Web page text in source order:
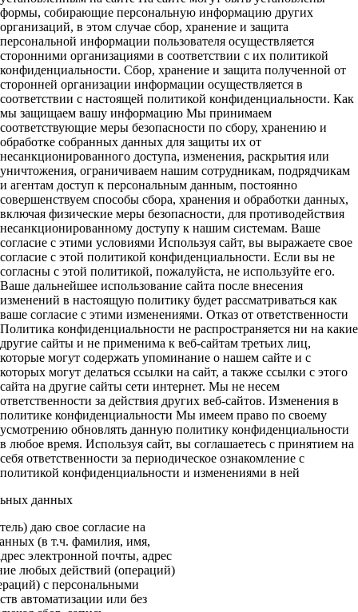
формы, собирающие персональную информацию других
организаций, в этом случае сбор, хранение и защита
персональной информации пользователя осуществляется
сторонними организациями в соответствии с их политикой
конфиденциальности. Сбор, хранение и защита полученной от
сторонней организации информации осуществляется в
соответствии с настоящей политикой конфиденциальности. Как
мы защищаем вашу информацию Мы принимаем
соответствующие меры безопасности по сбору, хранению и
обработке собранных данных для защиты их от
несанкционированного доступа, изменения, раскрытия или
уничтожения, ограничиваем нашим сотрудникам, подрядчикам
и агентам доступ к персональным данным, постоянно
совершенствуем способы сбора, хранения и обработки данных,
включая физические меры безопасности, для противодействия
несанкционированному доступу к нашим системам. Ваше
согласие с этими условиями Используя сайт, вы выражаете свое
согласие с этой политикой конфиденциальности. Если вы не
согласны с этой политикой, пожалуйста, не используйте его.
Ваше дальнейшее использование сайта после внесения
изменений в настоящую политику будет рассматриваться как
ваше согласие с этими изменениями. Отказ от ответственности
Политика конфиденциальности не распространяется ни на какие
другие сайты и не применима к веб-сайтам третьих лиц,
которые могут содержать упоминание о нашем сайте и с
которых могут делаться ссылки на сайт, а также ссылки с этого
сайта на другие сайты сети интернет. Мы не несем
ответственности за действия других веб-сайтов. Изменения в
политике конфиденциальности Мы имеем право по своему
усмотрению обновлять данную политику конфиденциальности
в любое время. Используя сайт, вы соглашаетесь с принятием на
себя ответственности за периодическое ознакомление с
политикой конфиденциальности и изменениями в ней
данных
даю свое согласие на
(в т.ч. фамилия, имя,
электронной почты, адрес
любых действий (операций)
с персональными
автоматизации или без